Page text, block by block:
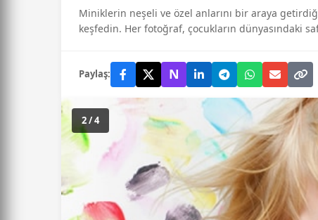
Miniklerin neşeli ve özel anlarını bir araya
keşfedin. Her fotoğraf, çocukların dünyasındaki
Paylaş: N
2 / 4